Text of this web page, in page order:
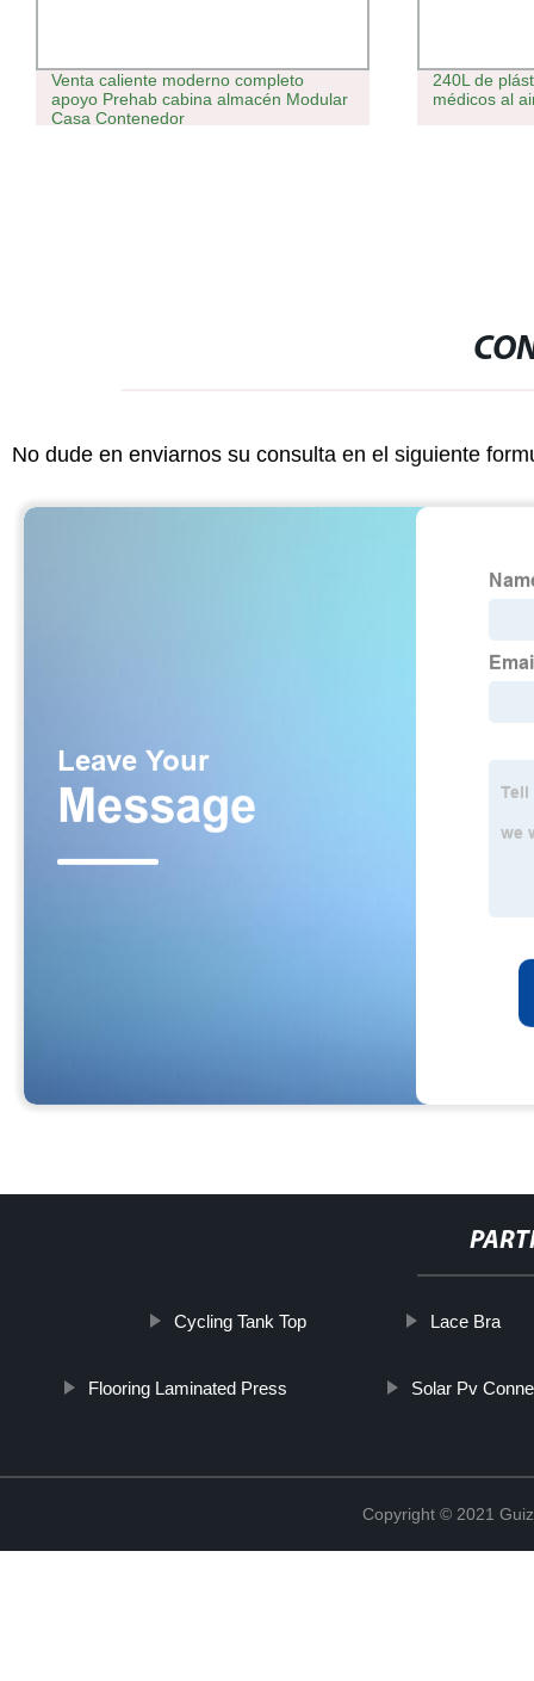
Venta caliente moderno completo
apoyo Prehab cabina almacén Modular
Casa Contenedor
240L de
médicos al
No dude en enviarnos su consulta en el siguiente
Cycling Tank Top Lace Bra
Flooring Laminated Press Solar Pv
Copyright © 2021